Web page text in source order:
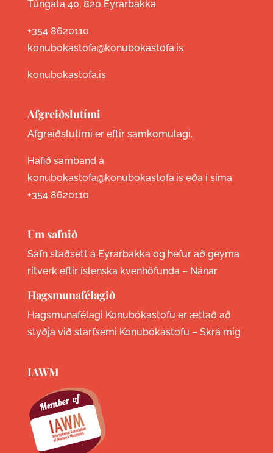
Túngata 40, 820 Eyrarbakka
+354 8620110
konubokastofa@konubokastofa.is
konubokastofa.is
Afgreiðslutími
Afgreiðslutími er eftir samkomulagi.
Hafið samband á
konubokastofa@konubokastofa.is eða í síma
+354 8620110
Um safnið
Safn staðsett á Eyrarbakka og hefur að geyma
ritverk eftir íslenska kvenhöfunda – Nánar
Hagsmunafélagið
Hagsmunafélagi Konubókastofu er ætlað að
styðja við starfsemi Konubókastofu – Skrá mig
IAWM